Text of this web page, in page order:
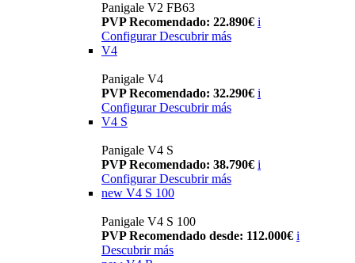
Panigale V2 FB63
PVP Recomendado: 22.890€ i
Configurar Descubrir más
V4
Panigale V4
PVP Recomendado: 32.290€ i
Configurar Descubrir más
V4 S
Panigale V4 S
PVP Recomendado: 38.790€ i
Configurar Descubrir más
new V4 S 100
Panigale V4 S 100
PVP Recomendado desde: 112.000€ i
Descubrir más